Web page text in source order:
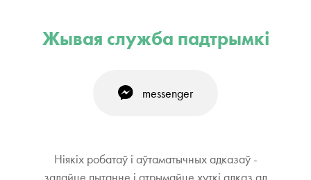
Жывая служба падтрымкі
messenger
Ніякіх робатаў і аўтаматычных адказаў -
задайце пытанне і атрымайце хуткі адказ ад